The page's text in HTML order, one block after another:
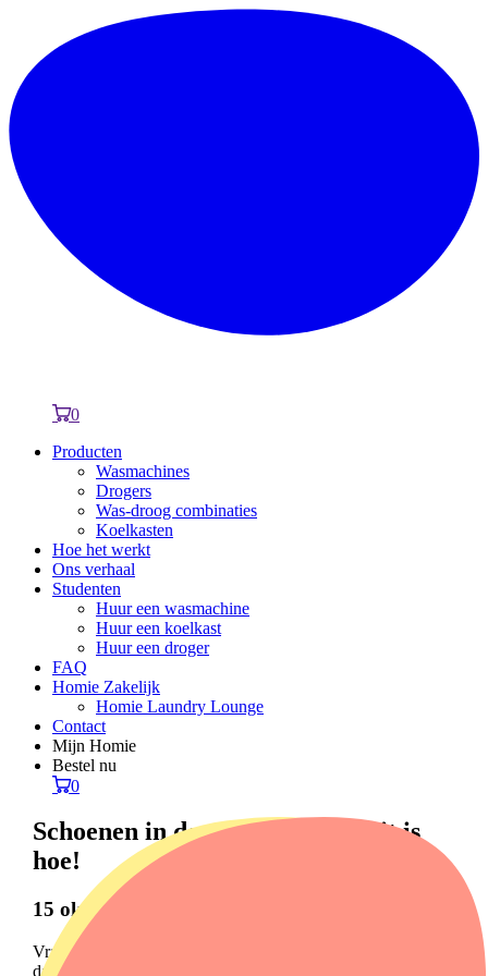
0
Producten
Wasmachines
Drogers
Was-droog combinaties
Koelkasten
Hoe het werkt
Ons verhaal
Studenten
Huur een wasmachine
Huur een koelkast
Huur een droger
FAQ
Homie Zakelijk
Homie Laundry Lounge
Contact
Mijn Homie
Bestel nu
0
Schoenen in de wasmachine? Dit is
hoe!
15 oktober 2024
Vraag je je af of je schoenen in de wasmachine kunnen? Ja,
dat kan! Maar niet alle schoenen zijn geschikt voor een